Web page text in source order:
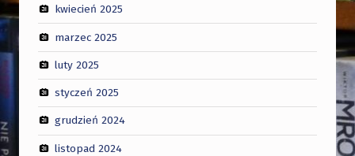
kwiecień 2025
marzec 2025
luty 2025
styczeń 2025
grudzień 2024
listopad 2024